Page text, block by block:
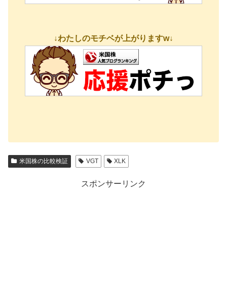
↓わたしのモチベが上がりますw↓
米国株の比較検証 VGT XLK
スポンサーリンク